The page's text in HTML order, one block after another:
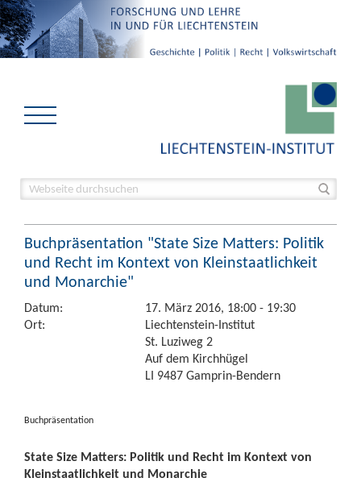
Buchpräsentation "State Size Matters: Politik
und Recht im Kontext von Kleinstaatlichkeit
und Monarchie"
Datum:
17. März 2016, 18:00 - 19:30
Ort:
Liechtenstein-Institut
St. Luziweg 2
Auf dem Kirchhügel
LI 9487 Gamprin-Bendern
Buchpräsentation
State Size Matters: Politik und Recht im Kontext von
Kleinstaatlichkeit und Monarchie